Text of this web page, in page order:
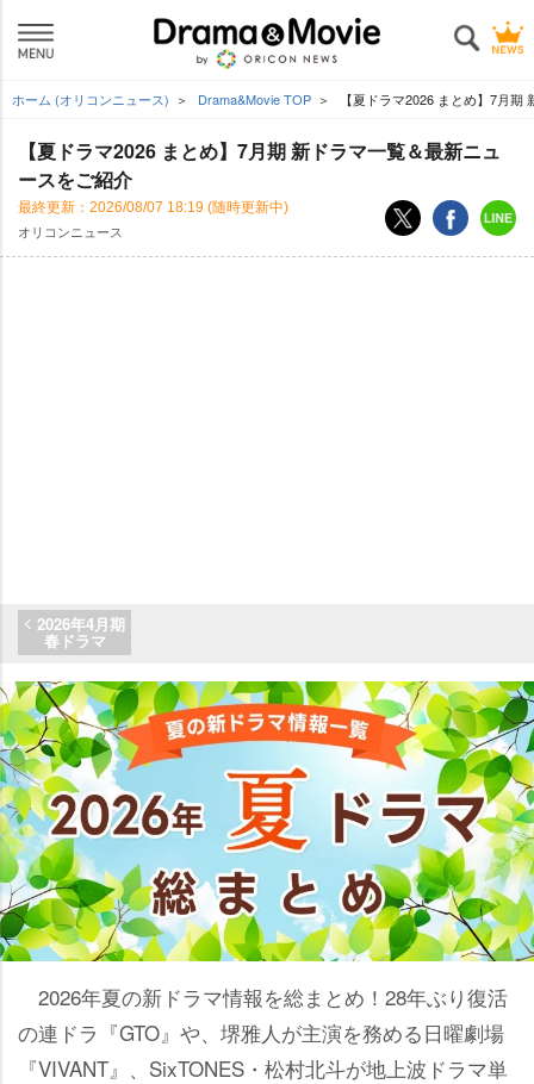
ホーム (オリコンニュース) Drama&Movie TOP 【夏ドラマ2026 まとめ】7月
【夏ドラマ2026 まとめ】7月期 新ドラマ一覧＆最新ニュ
ースをご紹介
最終更新： 2026/08/07 18:19 (随時更新中)
オリコンニュース
2026年4月期
春ドラマ
2026年夏の新ドラマ情報を総まとめ！28年ぶり復活
の連ドラ『GTO』や、堺雅人が主演を務める日曜劇場
『VIVANT』、SixTONES・松村北斗が地上波ドラマ単